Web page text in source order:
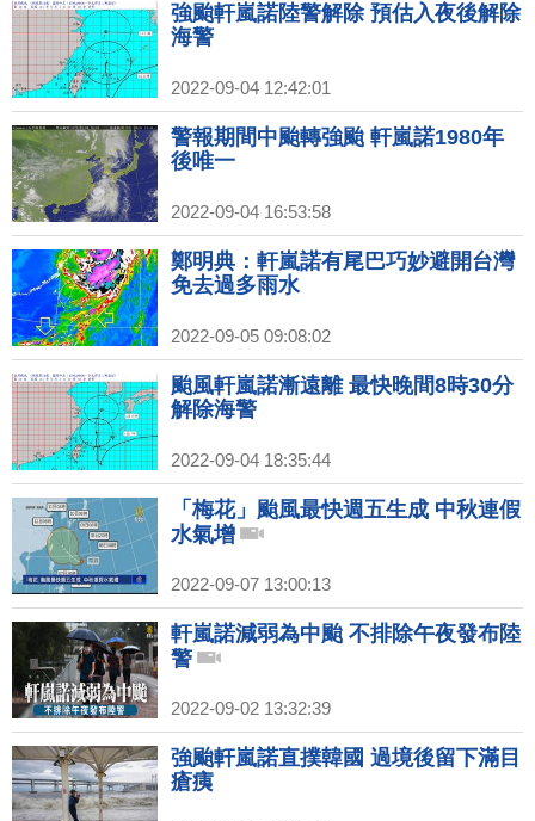
強颱軒嵐諾陸警解除 預估入夜後解除
海警
2022-09-04 12:42:01
警報期間中颱轉強颱 軒嵐諾1980年
後唯一
2022-09-04 16:53:58
鄭明典：軒嵐諾有尾巴巧妙避開台灣
免去過多雨水
2022-09-05 09:08:02
颱風軒嵐諾漸遠離 最快晚間8時30分
解除海警
2022-09-04 18:35:44
「梅花」颱風最快週五生成 中秋連假
水氣增
2022-09-07 13:00:13
軒嵐諾減弱為中颱 不排除午夜發布陸
警
2022-09-02 13:32:39
強颱軒嵐諾直撲韓國 過境後留下滿目
瘡痍